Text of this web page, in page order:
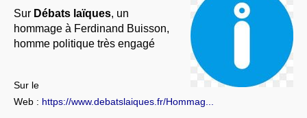
Sur Débats laïques, un
hommage à Ferdinand Buisson,
homme politique très engagé
Sur le
Web : https://www.debatslaiques.fr/Hommag...